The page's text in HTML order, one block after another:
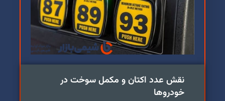
نقش عدد اکتان و مکمل سوخت در
خودروها